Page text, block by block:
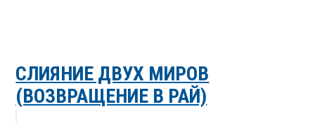
СЛИЯНИЕ ДВУХ МИРОВ
(ВОЗВРАЩЕНИЕ В РАЙ)